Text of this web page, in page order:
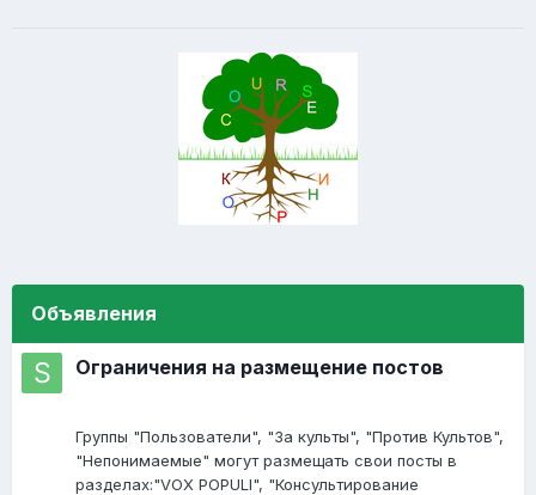
Объявления
Ограничения на размещение постов
Группы "Пользователи", "За культы", "Против Культов",
"Непонимаемые" могут размещать свои посты в
разделах:"VOX POPULI", "Консультирование